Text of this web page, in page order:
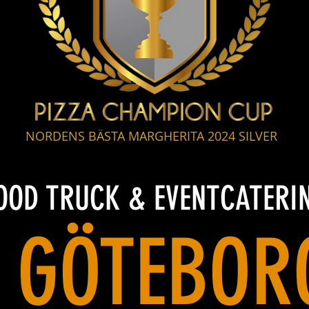
NORDENS BÄSTA MARGHERITA 2024 SILVER
TRUCK &